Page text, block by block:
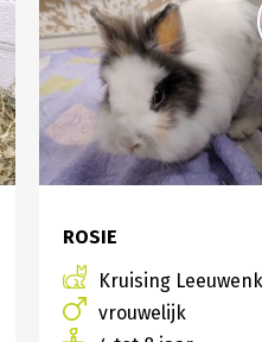
ROSIE
Kruising
vrouwelijk